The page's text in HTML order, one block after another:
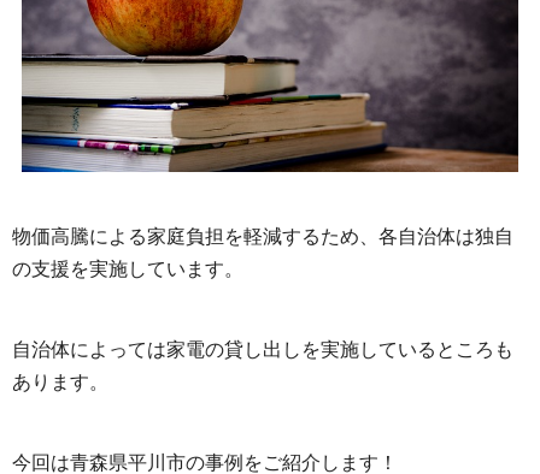
物価高騰による家庭負担を軽減するため、各自治体は独自
の支援を実施しています。
自治体によっては家電の貸し出しを実施しているところも
あります。
今回は青森県平川市の事例をご紹介します！